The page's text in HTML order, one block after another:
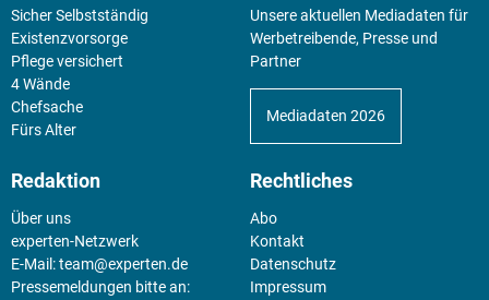
Sicher Selbstständig
Existenz­vorsorge
Pflege versichert
4 Wände
Chefsache
Fürs Alter
Unsere aktuellen Mediadaten für
Werbetreibende, Presse und
Partner
Mediadaten 2026
Redaktion
Über uns
experten-Netzwerk
E-Mail:team@experten.de
Pressemeldungen bitte an:
Rechtliches
Abo
Kontakt
Datenschutz
Impressum